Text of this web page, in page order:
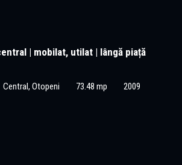
| mobilat, utilat | lângă piață
Central, Otopeni 73.48 mp 2009